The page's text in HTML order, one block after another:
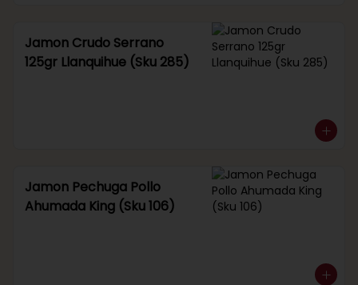
Jamon Crudo Serrano
125gr Llanquihue (Sku 285)
Jamon Pechuga Pollo
Ahumada King (Sku 106)